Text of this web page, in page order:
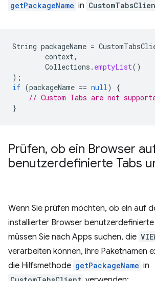
getPackageName in
String packageName =
context,
Collections . emptyList()
);
if (packageName == null)
{
// Custom Tabs are not
}
Prüfen, ob ein Browser
benutzerdefinierte Tabs
Wenn Sie prüfen möchten, ob ein auf
installierter Browser
müssen Sie nach Apps suchen, die
verarbeiten können, ihre Paketnamen
die Hilfsmethode getPackageName in